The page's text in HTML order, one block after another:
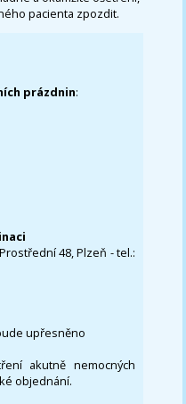
pacienta zpozdit.
prázdnin:
48, Plzeň - tel.:
upřesněno
akutně nemocných
objednání.